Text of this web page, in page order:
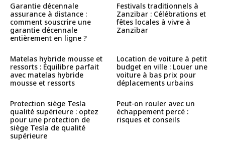
Garantie décennale
assurance à distance :
comment souscrire une
garantie décennale
entièrement en ligne ?
Festivals traditionnels à
Zanzibar : Célébrations et
fêtes locales à vivre à
Zanzibar
Matelas hybride mousse et
ressorts : Équilibre parfait
avec matelas hybride
mousse et ressorts
Location de voiture à petit
budget en ville : Louer une
voiture à bas prix pour
déplacements urbains
Protection siège Tesla
qualité supérieure : optez
pour une protection de
siège Tesla de qualité
supérieure
Peut-on rouler avec un
échappement percé :
risques et conseils